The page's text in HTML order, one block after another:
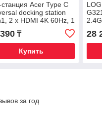
Acer Type C
docking station
2 x HDMI 4K 60Hz, 1
8k 30Hz,
₸
Купить
28
за год